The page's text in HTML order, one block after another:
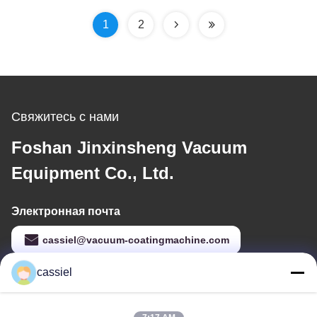
1 2
Свяжитесь с нами
Foshan Jinxinsheng Vacuum
Equipment Co., Ltd.
Электронная почта
cassiel@vacuum-coatingmachine.com
Наш адрес
cassiel